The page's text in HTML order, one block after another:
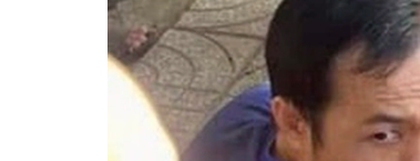
ĐA CHIỀU
Quan điểm
Xi nhan Trái Phải